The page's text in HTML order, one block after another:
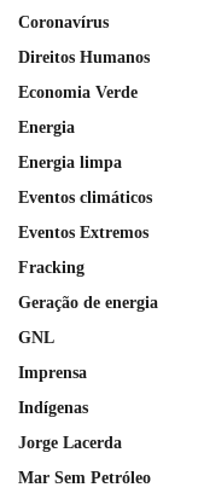
Coronavírus
Direitos Humanos
Economia Verde
Energia
Energia limpa
Eventos climáticos
Eventos Extremos
Fracking
Geração de energia
GNL
Imprensa
Indígenas
Jorge Lacerda
Mar Sem Petróleo